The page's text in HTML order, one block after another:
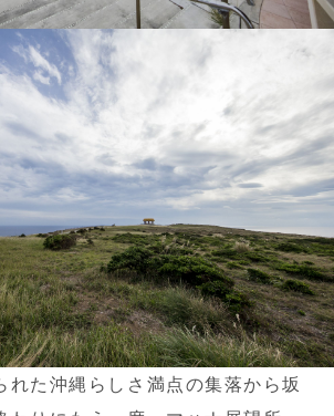
れた沖縄らしさ満点の集落から坂